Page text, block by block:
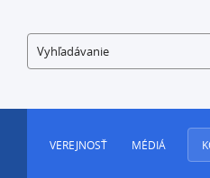
Vyhľadávanie
VEREJNOSŤ MÉDIÁ